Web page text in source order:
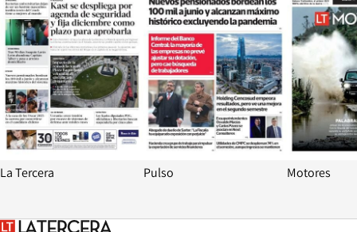
La Tercera Pulso Motores